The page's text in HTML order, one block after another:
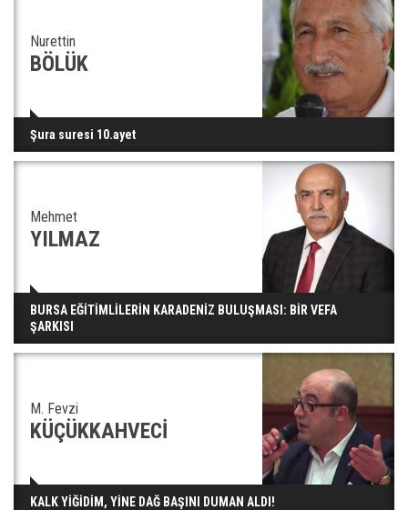
Nurettin
BÖLÜK
Şura suresi 10.ayet
Mehmet
YILMAZ
BURSA EĞİTİMLİLERİN KARADENİZ BULUŞMASI: BİR VEFA
ŞARKISI
M. Fevzi
KÜÇÜKKAHVECİ
KALK YİĞİDİM, YİNE DAĞ BAŞINI DUMAN ALDI!